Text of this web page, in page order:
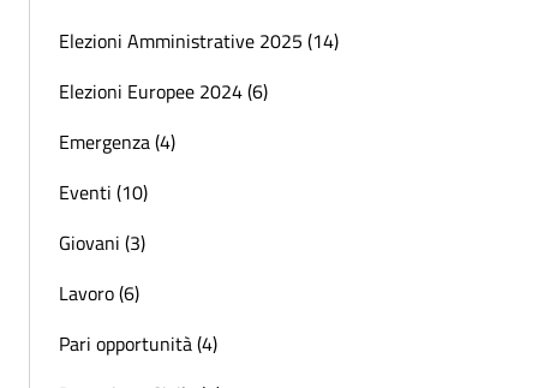
Elezioni Amministrative 2025 (14)
Elezioni Europee 2024 (6)
Emergenza (4)
Eventi (10)
Giovani (3)
Lavoro (6)
Pari opportunità (4)